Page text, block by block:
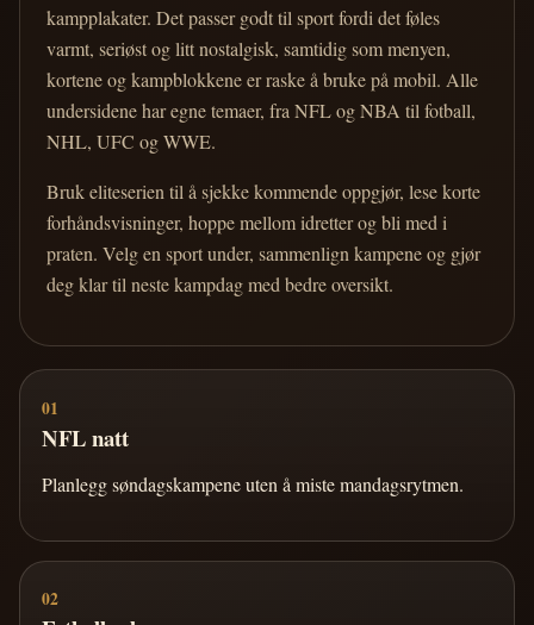
kampplakater. Det passer godt til sport fordi det føles
varmt, seriøst og litt nostalgisk, samtidig som menyen,
kortene og kampblokkene er raske å bruke på mobil. Alle
undersidene har egne temaer, fra NFL og NBA til fotball,
NHL, UFC og WWE.
Bruk eliteserien til å sjekke kommende oppgjør, lese korte
forhåndsvisninger, hoppe mellom idretter og bli med i
praten. Velg en sport under, sammenlign kampene og gjør
deg klar til neste kampdag med bedre oversikt.
01
NFL natt
Planlegg søndagskampene uten å miste mandagsrytmen.
02